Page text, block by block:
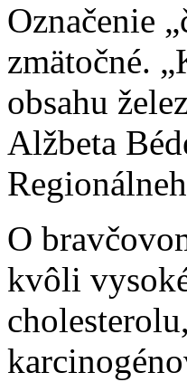
Označenie
zmätočné.
obsahu
Alžbeta
O
kvôli